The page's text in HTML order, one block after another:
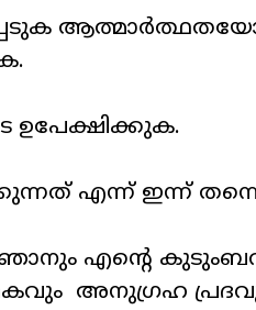
ഉപേക്ഷിക്കുക.
എന്ന് ഇന്ന്
എന്റെ
അനുഗ്രഹ